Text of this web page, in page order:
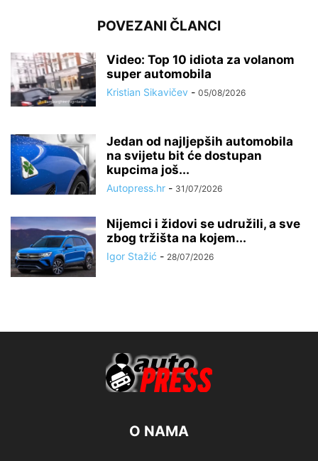
POVEZANI ČLANCI
Video: Top 10 idiota za volanom
super automobila
Kristian Sikavičev - 05/08/2026
Jedan od najljepših automobila
na svijetu bit će dostupan
kupcima još...
Autopress.hr - 31/07/2026
Nijemci i židovi se udružili, a sve
zbog tržišta na kojem...
Igor Stažić - 28/07/2026
O NAMA